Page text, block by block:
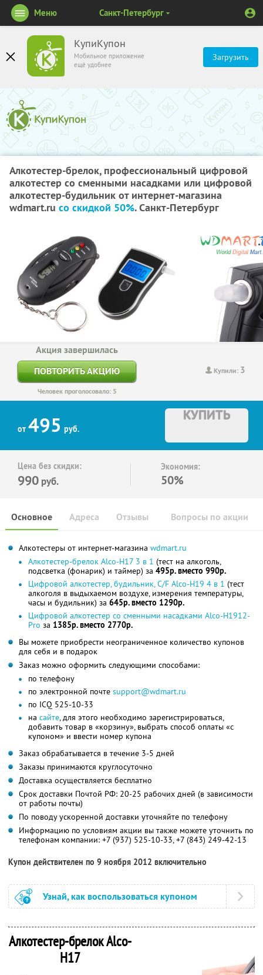
КупиКупон
Мобильное приложение
ещё удобнее
Загрузить
Меню Санкт-Петербург
Алкотестер-брелок, профессиональный цифровой
алкотестер со сменными насадками или цифровой
алкотестер-будильник от интернет-магазина
wdmart.ru со скидкой 50%. Санкт-Петербург
Купили: 3
Акция завершилась
ПОВТОРИТЬ АКЦИЮ
Человек проголосовало: 5
от 495 руб.
КУПИТЬ
Цена без скидки:
990 руб.
Экономия:
50%
Основное Отзывы Вопросы по акции
Адреса
Алкотестеры от интернет-магазина wdmart.ru
Алкотестер-брелок Alco-H17 3 в 1 (тест на алкоголь,
подсветка (фонарик) и таймер) за 495р. вместо 990р.
Цифровой алкотестер, будильник, C/F Alco-H19 4 в 1 (тест
алкоголя в выдыхаемом воздухе, измерения температуры,
часы и будильник) за 645р. вместо 1290р.
Цифровой алкотестер со сменными насадками Alco-H1912-
Pro за 1385р. вместо 2770р.
Вы можете приобрести неограниченное количество купонов
для себя и в подарок
Заказ можно оформить следующими способами:
по телефону
по электронной почте support@wdmart.ru
по ICQ 525-10-33
на сайте, для этого необходимо зарегистрироваться,
добавить товар в «корзину», выбрать способ оплаты «с
купоном» и ввести номер купона
Заказ обрабатывается в течение 3-5 дней
Заказы принимаются круглосуточно
Доставка осуществляется бесплатно
Срок доставки Почтой РФ: 20-25 рабочих дней (в зависимости
от работы почты)
По поводу ускоренной доставки уточняйте по телефону
Информацию по условиям акции вы также можете уточнить по
телефонам компании: +7 (937) 525-10-33, +7 (843) 249-42-13
Купон действителен по 9 ноября 2012 включительно
Узнай, как воспользоваться купоном
Алкотестер-брелок Alco-
H17